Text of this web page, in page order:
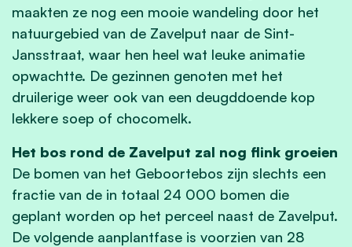
maakten ze nog een mooie wandeling door het
natuurgebied van de Zavelput naar de Sint-
Jansstraat, waar hen heel wat leuke animatie
opwachtte. De gezinnen genoten met het
druilerige weer ook van een deugddoende kop
lekkere soep of chocomelk.
Het bos rond de Zavelput zal nog flink groeien
De bomen van het Geboortebos zijn slechts een
fractie van de in totaal 24 000 bomen die
geplant worden op het perceel naast de Zavelput.
De volgende aanplantfase is voorzien van 28